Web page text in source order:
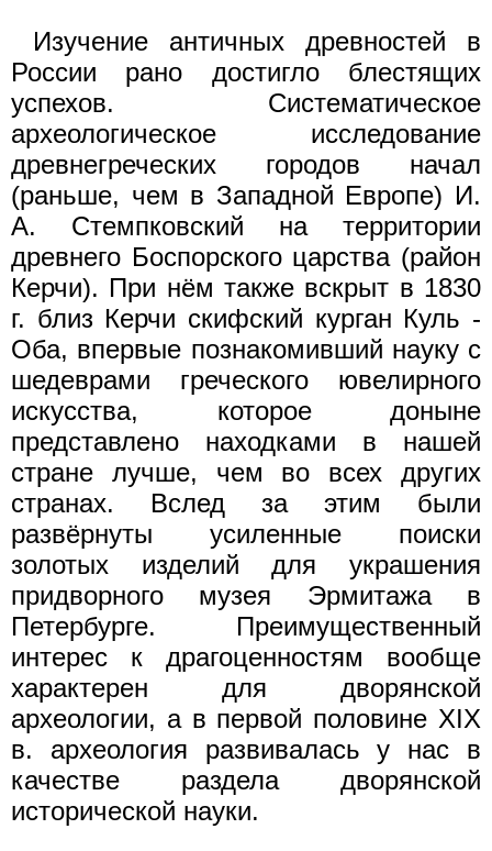
Изучение античных древностей в
России рано достигло блестящих
успехов. Систематическое
археологическое исследование
древнегреческих городов начал
(раньше, чем в Западной Европе) И.
А. Стемпковский на территории
древнего Боспорского царства (район
Керчи). При нём также вскрыт в 1830
г. близ Керчи скифский курган Куль -
Оба, впервые познакомивший науку с
шедеврами греческого ювелирного
искусства, которое доныне
представлено находками в нашей
стране лучше, чем во всех других
странах. Вслед за этим были
развёрнуты усиленные поиски
золотых изделий для украшения
придворного музея Эрмитажа в
Петербурге. Преимущественный
интерес к драгоценностям вообще
характерен для дворянской
археологии, а в первой половине XIX
в. археология развивалась у нас в
качестве раздела дворянской
исторической науки.